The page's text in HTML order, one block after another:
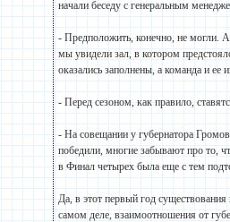
начали беседу с генеральным
- Предположить, конечно, не могли. А
мы увидели зал, в котором
оказались заполнены, а команда и ее
- Перед сезоном, как правило,
- На совещании у губернатора
победили, многие забывают про то,
в Финал четырех была еще с тем
Да, в этот первый год
самом деле, взаимоотношения от